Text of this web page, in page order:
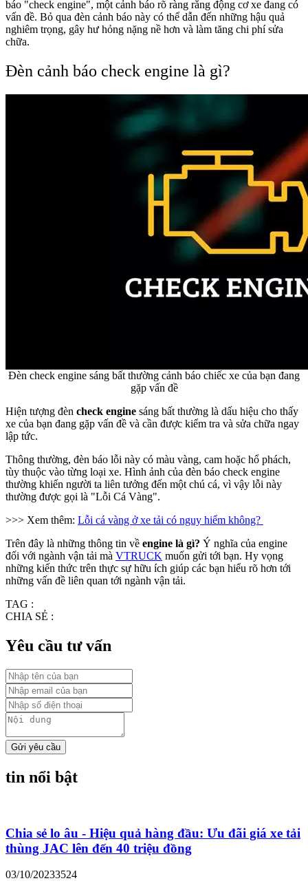
báo "check engine", một cảnh báo rõ ràng rằng động cơ xe đang có
vấn đề. Bỏ qua đèn cảnh báo này có thể dẫn đến những hậu quả
nghiêm trọng, gây hư hỏng nặng nề hơn và làm tăng chi phí sửa
chữa.
Đèn cảnh báo check engine là gì?
Đèn check engine sáng bất thường cảnh báo chiếc xe của bạn đang
gặp vấn đề
Hiện tượng đèn check engine sáng bất thường là dấu hiệu cho thấy
xe của bạn đang gặp vấn đề và cần được kiểm tra và sửa chữa ngay
lập tức.
Thông thường, đèn báo lỗi này có màu vàng, cam hoặc hổ phách,
tùy thuộc vào từng loại xe. Hình ảnh của đèn báo check engine
thường khiến người ta liên tưởng đến một chú cá, vì vậy lỗi này
thường được gọi là "Lỗi Cá Vàng".
>>> Xem thêm: Lỗi cá vàng ở xe tải có nguy hiểm không?
Trên đây là những thông tin về engine là gì? Ý nghĩa của engine
đối với ngành vận tải mà VTRUCK muốn gửi tới bạn. Hy vọng
những kiến thức trên thực sự hữu ích giúp các bạn hiểu rõ hơn tới
những vấn đề liên quan tới ngành vận tải.
TAG :
CHIA SẺ :
Yêu cầu tư vấn
Gửi yêu cầu
tin nổi bật
Chia sẻ lo âu - Hiệu quả hàng đầu: Ưu đãi giá xe tải
thùng JAC lên đến 40 triệu đồng
03/10/20233524